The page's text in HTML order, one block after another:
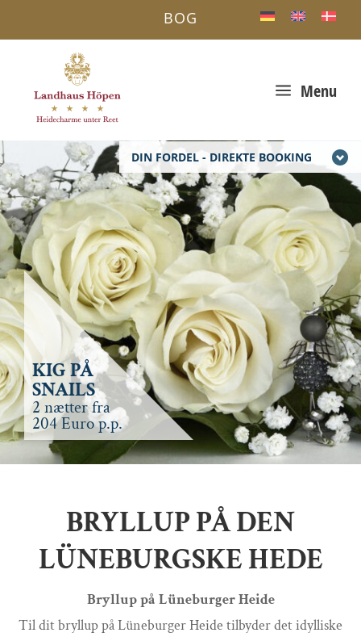
DIN FORDEL - DIREKTE BOOKING
a Menu
BOG
KIG PÅ
SNAILS
2 nætter fra
204 Euro p.p.
BRYLLUP PÅ DEN
LÜNEBURGSKE HEDE
Bryllup på Lüneburger Heide
Til dit bryllup på Lüneburger Heide tilbyder det idylliske